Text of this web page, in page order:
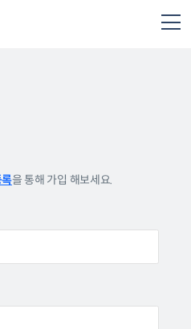
을 통해 가입 해보세요.